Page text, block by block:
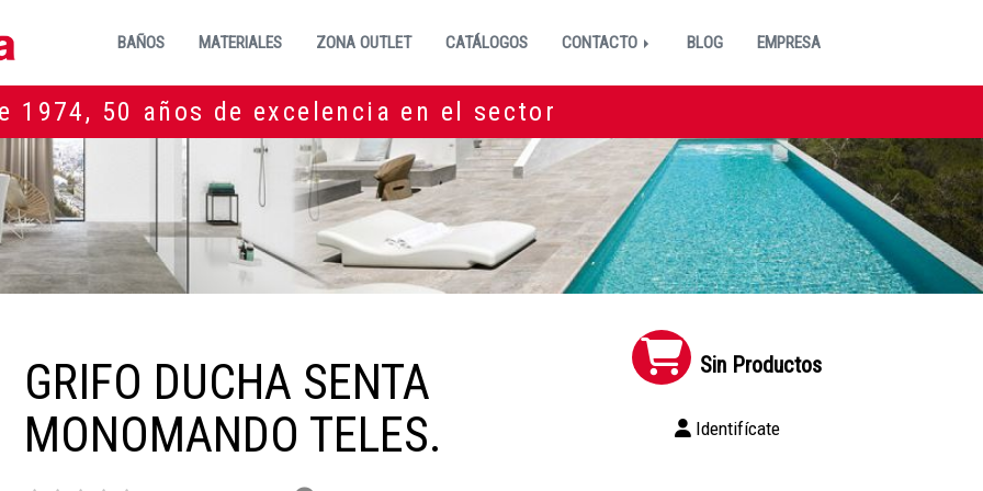
BAÑOS MATERIALES ZONA OUTLET CATÁLOGOS CONTACTO BLOG EMPRESA
1974, 50 años de excelencia en el sector
GRIFO DUCHA SENTA
MONOMANDO TELES.
Sin Productos
Identifícate